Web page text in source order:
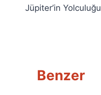
.
gezinmesi
Jüpiter’in Yolculuğu
Benzer